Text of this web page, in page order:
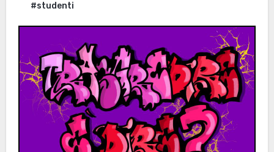
#studenti